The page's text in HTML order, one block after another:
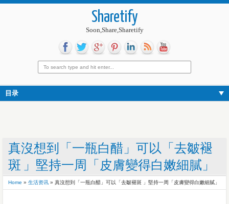
Sharetify
Soon,Share,Sharetify
目录
真沒想到「一瓶白醋」可以「去皺褪
斑 」堅持一周「皮膚變得白嫩細膩」
Home » 生活资讯 » 真沒想到「一瓶白醋」可以「去皺褪斑 」堅持一周「皮膚變得白嫩細膩」